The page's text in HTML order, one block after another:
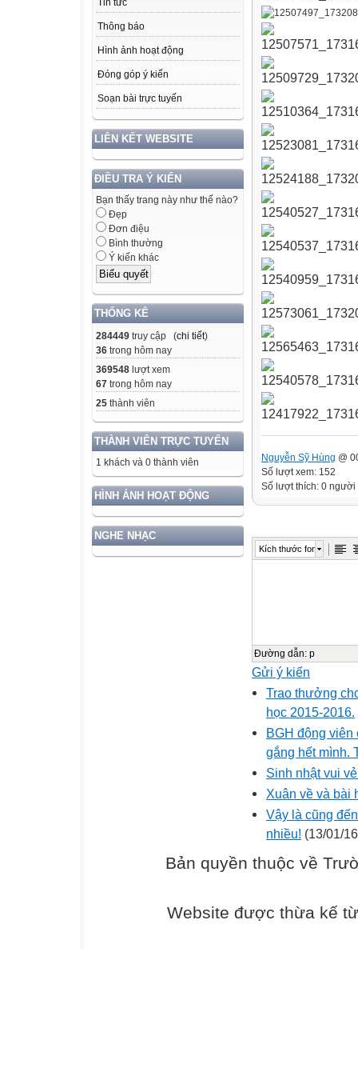
Tin tức
Thông báo
Hình ảnh hoạt động
Đóng góp ý kiến
Soạn bài trực tuyến
LIÊN KẾT WEBSITE
ĐIỀU TRA Ý KIẾN
Bạn thấy trang này như thế nào?
Đẹp
Đơn điệu
Bình thường
Ý kiến khác
THỐNG KÊ
284449 truy cập (chi tiết)
36 trong hôm nay
369548 lượt xem
67 trong hôm nay
25 thành viên
THÀNH VIÊN TRỰC TUYẾN
1 khách và 0 thành viên
HÌNH ẢNH HOẠT ĐỘNG
NGHE NHẠC
Nguyễn Sỹ Hùng @
Số lượt xem: 152
Số lượt thích: 0 người
Kích thước font
Đường dẫn: p
Gửi ý kiến
Trao thưởng
học 2015-2016.
BGH động viên
gắng hết mình.
Sinh nhật vui
Xuân về và bài
Vậy là cũng
nhiều! (13/01/
Bản quyền thuộc về
Website được thừa kế